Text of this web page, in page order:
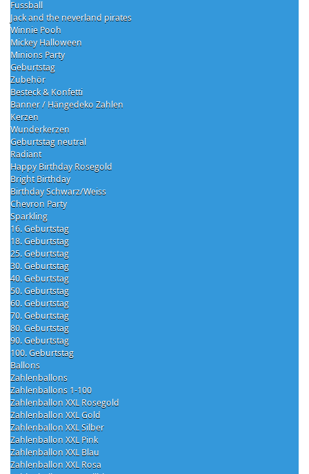
Fussball
Jack and the neverland pirates
Winnie Pooh
Mickey Halloween
Minions Party
Geburtstag
Zubehör
Besteck & Konfetti
Banner / Hängedeko Zahlen
Kerzen
Wunderkerzen
Geburtstag neutral
Radiant
Happy Birthday Rosegold
Bright Birthday
Birthday Schwarz/Weiss
Chevron Party
Sparkling
16. Geburtstag
18. Geburtstag
25. Geburtstag
30. Geburtstag
40. Geburtstag
50. Geburtstag
60. Geburtstag
70. Geburtstag
80. Geburtstag
90. Geburtstag
100. Geburtstag
Ballons
Zahlenballons
Zahlenballons 1-100
Zahlenballon XXL Rosegold
Zahlenballon XXL Gold
Zahlenballon XXL Silber
Zahlenballon XXL Pink
Zahlenballon XXL Blau
Zahlenballon XXL Rosa